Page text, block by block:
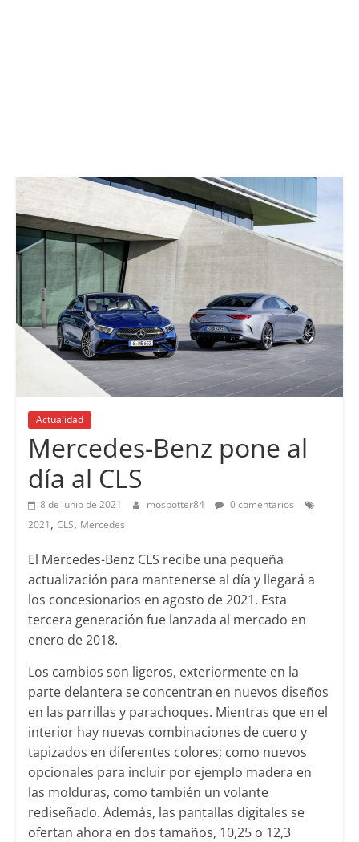
Actualidad
Mercedes-Benz pone al
día al CLS
8 de junio de 2021 mospotter84
0 comentarios
2021, CLS, Mercedes
El Mercedes-Benz CLS recibe una pequeña
actualización para mantenerse al día y llegará a
los concesionarios en agosto de 2021. Esta
tercera generación fue lanzada al mercado en
enero de 2018.
Los cambios son ligeros, exteriormente en la
parte delantera se concentran en nuevos diseños
en las parrillas y parachoques. Mientras que en el
interior hay nuevas combinaciones de cuero y
tapizados en diferentes colores; como nuevos
opcionales para incluir por ejemplo madera en
las molduras, como también un volante
rediseñado. Además, las pantallas digitales se
ofertan ahora en dos tamaños, 10,25 o 12,3